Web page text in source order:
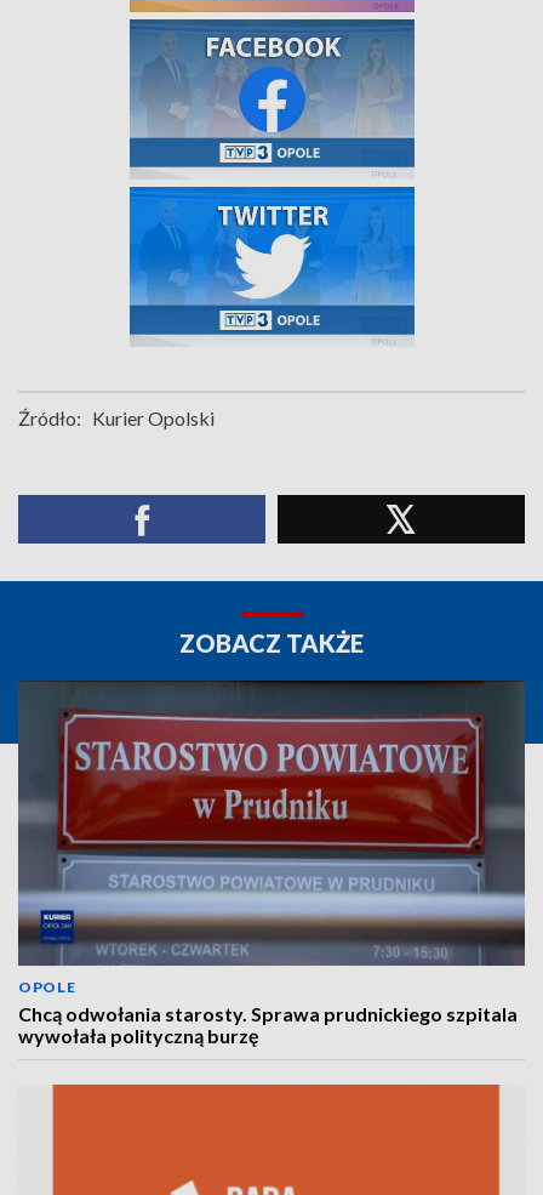
Źródło: Kurier Opolski
ZOBACZ TAKŻE
OPOLE
Chcą odwołania starosty. Sprawa prudnickiego szpitala
wywołała polityczną burzę